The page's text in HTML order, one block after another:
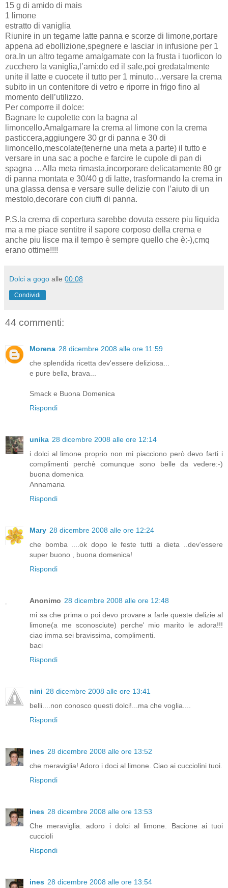
15 g di amido di mais
1 limone
estratto di vaniglia
Riunire in un tegame latte panna e scorze di limone,portare
appena ad ebollizione,spegnere e lasciar in infusione per 1
ora.In un altro tegame amalgamate con la frusta i tuorlicon lo
zucchero la vaniglia,l’ami:do ed il sale,poi gredatalmente
unite il latte e cuocete il tutto per 1 minuto…versare la crema
subito in un contenitore di vetro e riporre in frigo fino al
momento dell’utilizzo.
Per comporre il dolce:
Bagnare le cupolette con la bagna al
limoncello.Amalgamare la crema al limone con la crema
pasticcera,aggiungere 30 gr di panna e 30 di
limoncello,mescolate(tenerne una meta a parte) il tutto e
versare in una sac a poche e farcire le cupole di pan di
spagna …Alla meta rimasta,incorporare delicatamente 80 gr
di panna montata e 30/40 g di latte, trasformando la crema in
una glassa densa e versare sulle delizie con l’aiuto di un
mestolo,decorare con ciuffi di panna.
P.S.la crema di copertura sarebbe dovuta essere piu liquida
ma a me piace sentitre il sapore corposo della crema e
anche piu lisce ma il tempo è sempre quello che è:-),cmq
erano ottime!!!!
Dolci a gogo alle 00:08
Condividi
44 commenti:
Morena 28 dicembre 2008 alle ore 11:59
che splendida ricetta dev'essere deliziosa...
e pure bella, brava...
Smack e Buona Domenica
Rispondi
unika 28 dicembre 2008 alle ore 12:14
i dolci al limone proprio non mi piacciono però devo farti i
complimenti perchè comunque sono belle da vedere:-)
buona domenica
Annamaria
Rispondi
Mary 28 dicembre 2008 alle ore 12:24
che bomba ....ok dopo le feste tutti a dieta ..dev'essere
super buono , buona domenica!
Rispondi
Anonimo 28 dicembre 2008 alle ore 12:48
mi sa che prima o poi devo provare a farle queste delizie al
limone(a me sconosciute) perche' mio marito le adora!!!
ciao imma sei bravissima, complimenti.
baci
Rispondi
nini 28 dicembre 2008 alle ore 13:41
belli....non conosco questi dolci!...ma che voglia....
Rispondi
ines 28 dicembre 2008 alle ore 13:52
che meraviglia! Adoro i doci al limone. Ciao ai cucciolini tuoi.
Rispondi
ines 28 dicembre 2008 alle ore 13:53
Che meraviglia. adoro i dolci al limone. Bacione ai tuoi
cuccioli
Rispondi
ines 28 dicembre 2008 alle ore 13:54